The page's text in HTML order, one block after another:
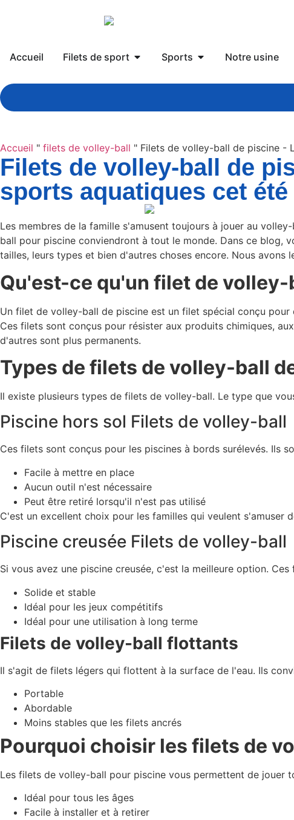
Accueil Filets de sport Sports Notre usine
Accueil " filets de volley-ball " Filets de volley-ball de piscine -
Filets de volley-ball de
sports aquatiques cet été
Les membres de la famille s'amusent toujours à jouer au
ball pour piscine conviendront à tout le monde. Dans ce blog,
tailles, leurs types et bien d'autres choses encore. Nous
Qu'est-ce qu'un filet de volley-
Un filet de volley-ball de piscine est un filet spécial conçu
Ces filets sont conçus pour résister aux produits chimiques,
d'autres sont plus permanents.
Types de filets de volley-ball
Il existe plusieurs types de filets de volley-ball. Le type que
Piscine hors sol Filets de volley-ball
Ces filets sont conçus pour les piscines à bords surélevés. Ils
Facile à mettre en place
Aucun outil n'est nécessaire
Peut être retiré lorsqu'il n'est pas utilisé
C'est un excellent choix pour les familles qui veulent s'amuser
Piscine creusée Filets de volley-ball
Si vous avez une piscine creusée, c'est la meilleure option.
Solide et stable
Idéal pour les jeux compétitifs
Idéal pour une utilisation à long terme
Filets de volley-ball flottants
Il s'agit de filets légers qui flottent à la surface de l'eau. Ils
Portable
Abordable
Moins stables que les filets ancrés
Pourquoi choisir les filets de
Les filets de volley-ball pour piscine vous permettent de jouer
Idéal pour tous les âges
Facile à installer et à retirer